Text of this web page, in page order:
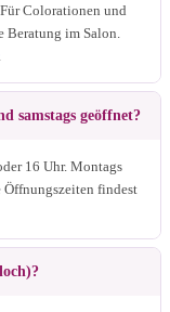
Colorationen und
im Salon.
samstags geöffnet?
16 Uhr. Montags
Öffnungszeiten findest